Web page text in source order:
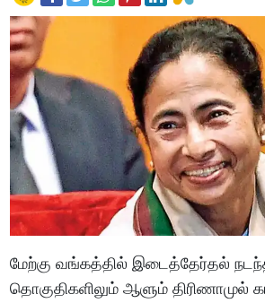
மேற்கு வங்கத்தில் இடைத்தேர்தல்
தொகுதிகளிலும் ஆளும் திரிணாமுல்